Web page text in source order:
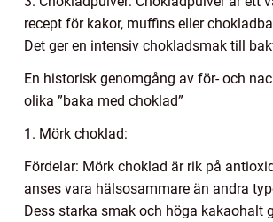
recept för kakor, muffins eller
Det ger en intensiv chokladsmak till
En historisk genomgång av för- och
olika ”baka med choklad”
1. Mörk choklad:
Fördelar: Mörk choklad är rik på
anses vara hälsosammare än andra
Dess starka smak och höga kakaohalt